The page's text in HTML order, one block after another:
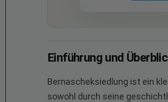
Einführung und
Bernascheksiedlung ist ein
sowohl durch seine